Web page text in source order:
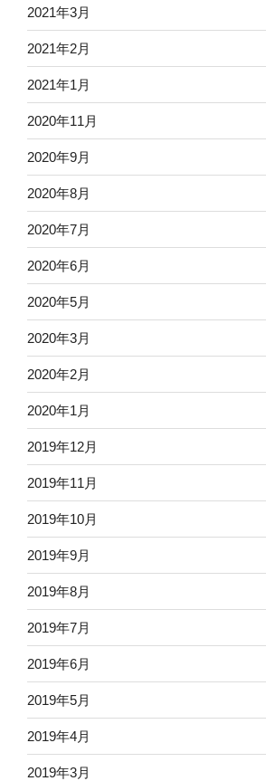
2021年3月
2021年2月
2021年1月
2020年11月
2020年9月
2020年8月
2020年7月
2020年6月
2020年5月
2020年3月
2020年2月
2020年1月
2019年12月
2019年11月
2019年10月
2019年9月
2019年8月
2019年7月
2019年6月
2019年5月
2019年4月
2019年3月